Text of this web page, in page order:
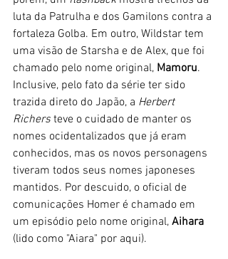
luta da Patrulha e dos Gamilons contra a
fortaleza Golba. Em outro, Wildstar tem
uma visão de Starsha e de Alex, que foi
chamado pelo nome original, Mamoru.
Inclusive, pelo fato da série ter sido
trazida direto do Japão, a Herbert
Richers teve o cuidado de manter os
nomes ocidentalizados que já eram
conhecidos, mas os novos personagens
tiveram todos seus nomes japoneses
mantidos. Por descuido, o oficial de
comunicações Homer é chamado em
um episódio pelo nome original, Aihara
(lido como "Aiara" por aqui).